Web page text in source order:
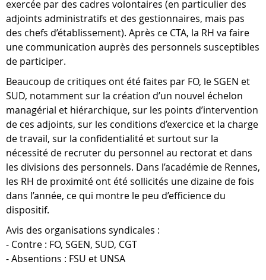
exercée par des cadres volontaires (en particulier des
adjoints administratifs et des gestionnaires, mais pas
des chefs d’établissement). Après ce CTA, la RH va faire
une communication auprès des personnels susceptibles
de participer.
Beaucoup de critiques ont été faites par FO, le SGEN et
SUD, notamment sur la création d’un nouvel échelon
managérial et hiérarchique, sur les points d’intervention
de ces adjoints, sur les conditions d’exercice et la charge
de travail, sur la confidentialité et surtout sur la
nécessité de recruter du personnel au rectorat et dans
les divisions des personnels. Dans l’académie de Rennes,
les RH de proximité ont été sollicités une dizaine de fois
dans l’année, ce qui montre le peu d’efficience du
dispositif.
Avis des organisations syndicales :
- Contre : FO, SGEN, SUD, CGT
- Absentions : FSU et UNSA